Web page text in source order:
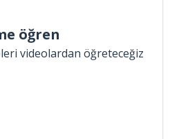
öğren
videolardan öğreteceğiz